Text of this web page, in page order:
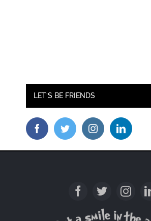
LET’S BE FRIENDS